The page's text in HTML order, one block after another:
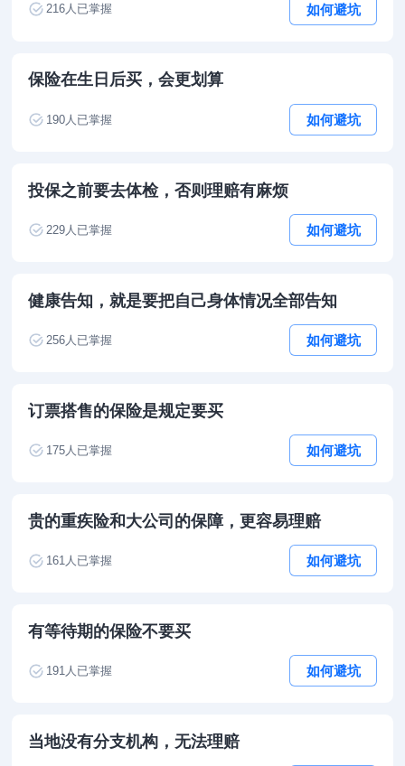
216人已掌握 如何避坑
保险在生日后买，会更划算
190 人已掌握 如何避坑
投保之前要去体检，否则理赔有麻烦
229 人已掌握 如何避坑
健康告知，就是要把自己身体情况全部告知
256 人已掌握 如何避坑
订票搭售的保险是规定要买
175 人已掌握 如何避坑
贵的重疾险和大公司的保障，更容易理赔
161 人已掌握 如何避坑
有等待期的保险不要买
191 人已掌握 如何避坑
当地没有分支机构，无法理赔